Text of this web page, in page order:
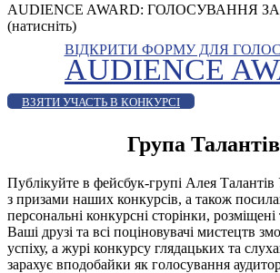
AUDIENCE AWARD: ГОЛОСУВАННЯ
(натисніть)
ВІДКРИТИ ФОРМУ ДЛЯ
AUDIENCE
ВЗЯТИ УЧАСТЬ В КОНКУРСІ
Група Талантів
Публікуйте в фейсбук-групі Алея
з призами наших конкурсів, а також
персональні конкурсні сторінки, розміщені
Ваші друзі та всі поціновувачі мистецтв
успіху, а журі конкурсу глядацьких та
зарахує вподобайки як голосування